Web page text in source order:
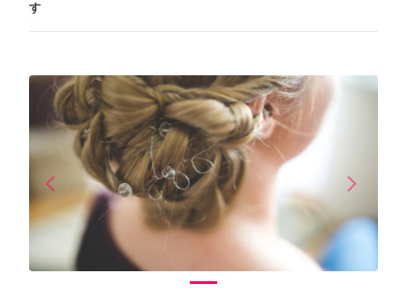
す
arrow_back_iosPrevious arrow_forward_iosNext